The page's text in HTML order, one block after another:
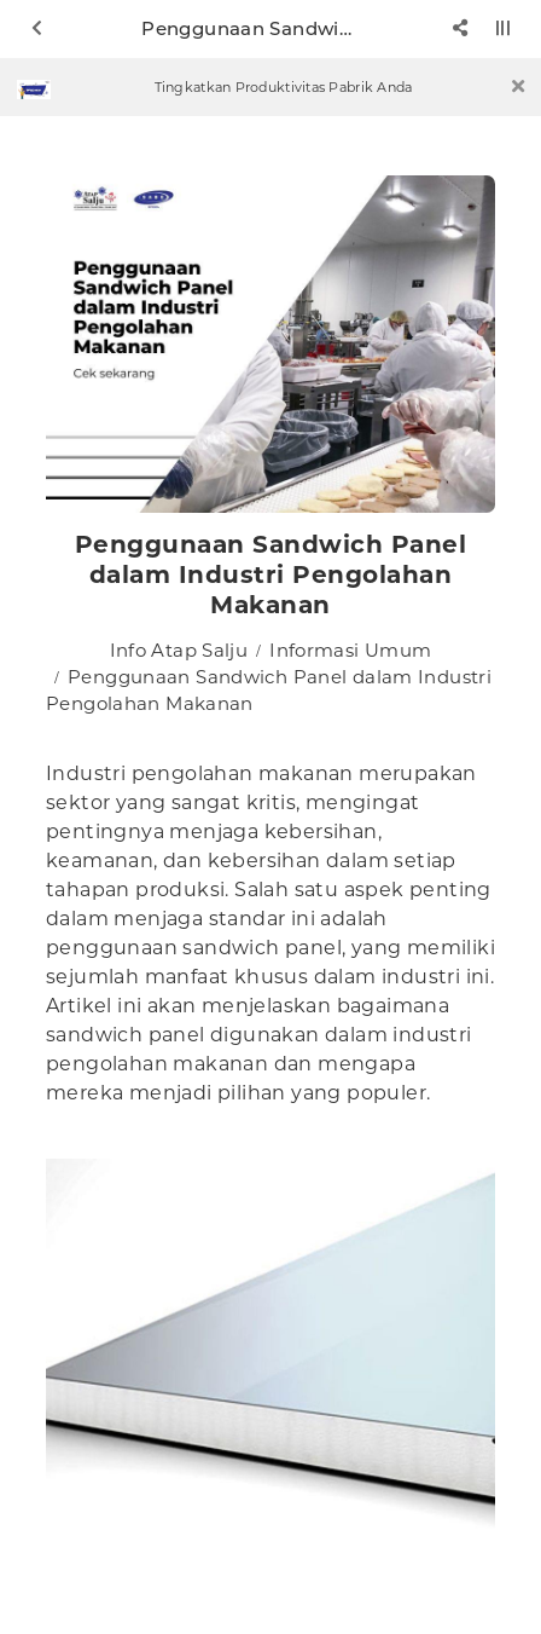
Penggunaan Sandwich Panel dalam Industri Pengolahan Makanan
Tingkatkan Produktivitas Pabrik Anda
Penggunaan Sandwich Panel
dalam Industri Pengolahan
Makanan
Info Atap Salju
Informasi Umum
Penggunaan Sandwich Panel dalam Industri
Pengolahan Makanan
Industri pengolahan makanan merupakan
sektor yang sangat kritis, mengingat
pentingnya menjaga kebersihan,
keamanan, dan kebersihan dalam setiap
tahapan produksi. Salah satu aspek penting
dalam menjaga standar ini adalah
penggunaan sandwich panel, yang memiliki
sejumlah manfaat khusus dalam industri ini.
Artikel ini akan menjelaskan bagaimana
sandwich panel digunakan dalam industri
pengolahan makanan dan mengapa
mereka menjadi pilihan yang populer.